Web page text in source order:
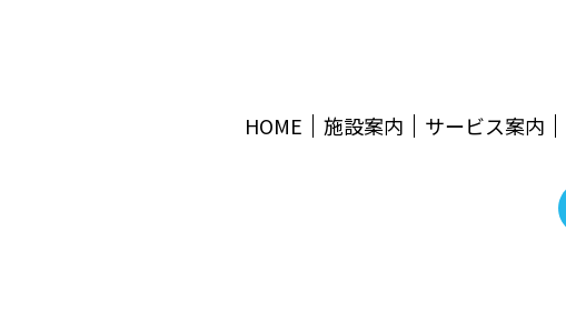
HOME 施設案内 サービス案内